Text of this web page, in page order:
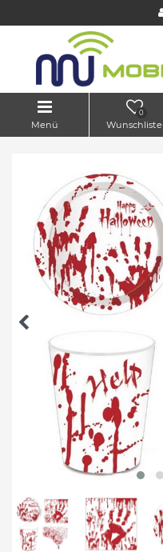
Menü
0
Wunschliste